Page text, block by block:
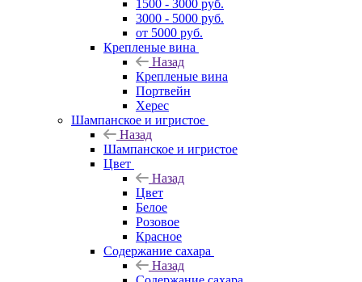
1500 - 3000 руб.
3000 - 5000 руб.
от 5000 руб.
Крепленые вина
Назад
Крепленые вина
Портвейн
Херес
Шампанское и игристое
Назад
Шампанское и игристое
Цвет
Назад
Цвет
Белое
Розовое
Красное
Содержание сахара
Назад